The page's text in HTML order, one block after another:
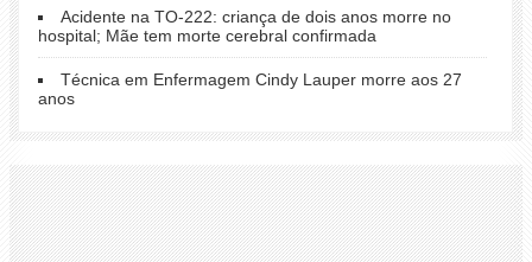
Acidente na TO-222: criança de dois anos morre no
hospital; Mãe tem morte cerebral confirmada
Técnica em Enfermagem Cindy Lauper morre aos 27
anos